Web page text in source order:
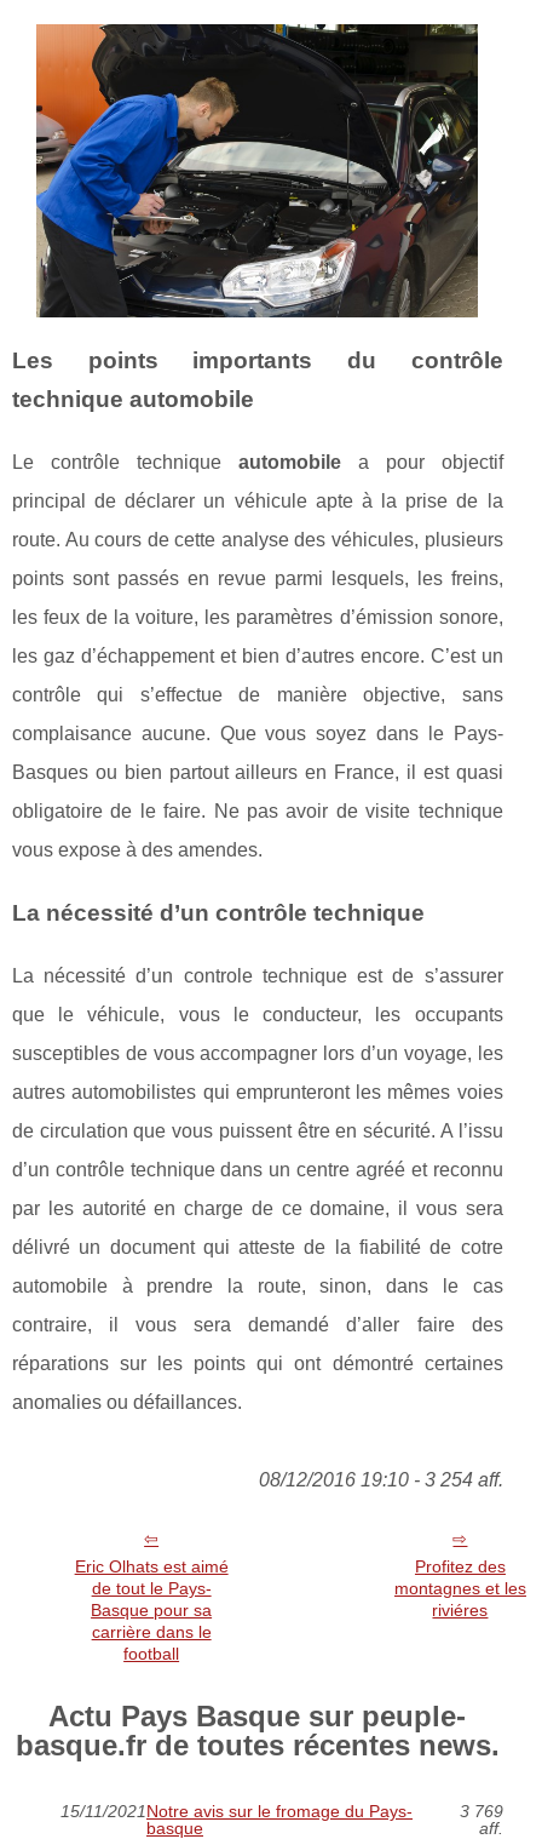
Les points importants du contrôle
technique automobile
Le contrôle technique automobilea pour objectif
principal de déclarer un véhicule apte à la prise de la
route. Au cours de cette analyse des véhicules, plusieurs
points sont passés en revue parmi lesquels, les freins,
les feux de la voiture, les paramètres d’émission sonore,
les gaz d’échappement et bien d’autres encore. C’est un
contrôle qui s’effectue de manière objective, sans
complaisance aucune. Que vous soyez dans le Pays-
Basques ou bien partout ailleurs en France, il est quasi
obligatoire de le faire. Ne pas avoir de visite technique
vous expose à des amendes.
La nécessité d’un contrôle technique
La nécessité d’un controle technique est de s’assurer
que le véhicule, vous le conducteur, les occupants
susceptibles de vous accompagner lors d’un voyage, les
autres automobilistes qui emprunteront les mêmes voies
de circulation que vous puissent être en sécurité. A l’issu
d’un contrôle technique dans un centre agréé et reconnu
par les autorité en charge de ce domaine, il vous sera
délivré un document qui atteste de la fiabilité de cotre
automobile à prendre la route, sinon, dans le cas
contraire, il vous sera demandé d’aller faire des
réparations sur les points qui ont démontré certaines
anomalies ou défaillances.
08/12/2016 19:10 - 3 254 aff.
Eric Olhats est aimé
de tout le Pays-
Basque pour sa
carrière dans le
football
Profitez des
montagnes et les
riviéres
Actu Pays Basque sur peuple-
basque.fr de toutes récentes news.
15/11/2021Notre avis sur le fromage du Pays-
basque
3 769
aff.